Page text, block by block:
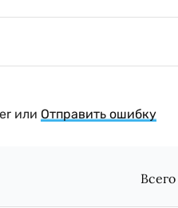
или Отправить ошибку